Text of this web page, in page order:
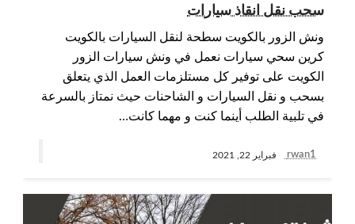
سحب نقل انقاذ سيارات
ونش الزور بالكويت سطحة لنقل السيارات بالكويت
كرين سحي سيارات نعمل في ونش سيارات الزور
الكويت على توفير كل مستلزمات العمل الذي يتعلق
بسحب و نقل السيارات و الشاحنات حيث نمتاز بالسرعة
في تلبية الطلب أينما كنت و مهما كانت…
rwan1 فبراير 22, 2021